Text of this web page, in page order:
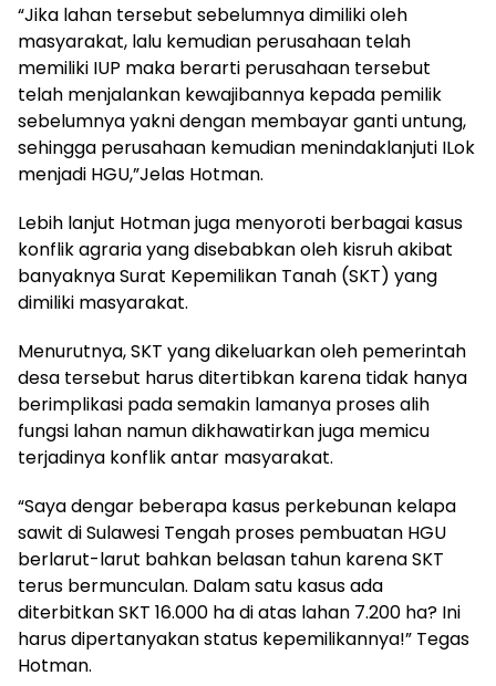
“Jika lahan tersebut sebelumnya dimiliki oleh
masyarakat, lalu kemudian perusahaan telah
memiliki IUP maka berarti perusahaan tersebut
telah menjalankan kewajibannya kepada pemilik
sebelumnya yakni dengan membayar ganti untung,
sehingga perusahaan kemudian menindaklanjuti ILok
menjadi HGU,”Jelas Hotman.
Lebih lanjut Hotman juga menyoroti berbagai kasus
konflik agraria yang disebabkan oleh kisruh akibat
banyaknya Surat Kepemilikan Tanah (SKT) yang
dimiliki masyarakat.
Menurutnya, SKT yang dikeluarkan oleh pemerintah
desa tersebut harus ditertibkan karena tidak hanya
berimplikasi pada semakin lamanya proses alih
fungsi lahan namun dikhawatirkan juga memicu
terjadinya konflik antar masyarakat.
“Saya dengar beberapa kasus perkebunan kelapa
sawit di Sulawesi Tengah proses pembuatan HGU
berlarut-larut bahkan belasan tahun karena SKT
terus bermunculan. Dalam satu kasus ada
diterbitkan SKT 16.000 ha di atas lahan 7.200 ha? Ini
harus dipertanyakan status kepemilikannya!” Tegas
Hotman.